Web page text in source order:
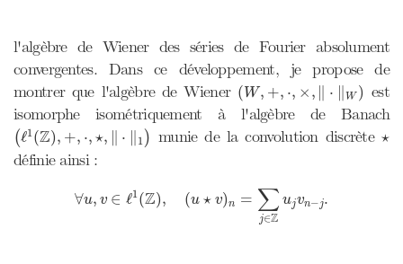
l'algèbre de Wiener des séries de Fourier absolument
convergentes. Dans ce développement, je propose de
montrer que l'algèbre de Wiener (W, +, ⋅, ×, ⋅ ∥W )
(W, + ×,‖ ⋅‖ W
est
isomorphe isométriquement à l'algèbre de Banach
(ℓ1 (Z), +, ⋅,⋆, ⋅ 1 )
(ℓ1 (Z), ⋅‖ ) munie de la convolution discrète ⋆
⋆
définie ainsi :
∀u, v ∈ ℓ1(Z), (u ⋆ v)n = ∑
j∈Z
ujvn−j.
∀ ℓ1(Z ⋆ = ∈Zuj